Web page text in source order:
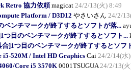
Retro 協力依頼 magicat 24/2/13(火) 8:49
Platform / D3D12 やさいさん 24/2/
ベンチマークが終了するとソフトが落...
つ目のベンチマークが終了するとソフト...
合]1つ目のベンチマークが終了するとソフ
i5-520M / Intel HD Graphics Cai 24/2/14(水
Core i5 3570K 0001TSUGUA 24/2/13(